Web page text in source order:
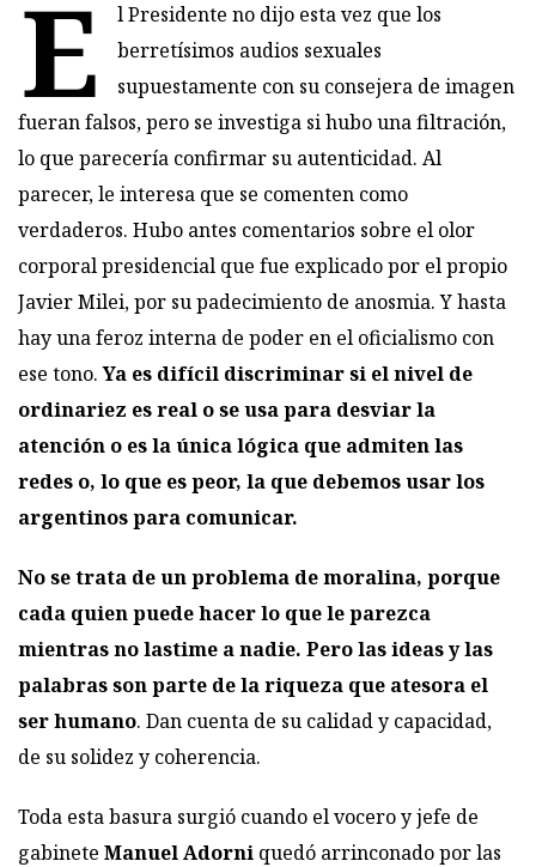
E
l Presidente no dijo esta vez que los
berretísimos audios sexuales
supuestamente con su consejera de imagen
fueran falsos, pero se investiga si hubo una filtración,
lo que parecería confirmar su autenticidad. Al
parecer, le interesa que se comenten como
verdaderos. Hubo antes comentarios sobre el olor
corporal presidencial que fue explicado por el propio
Javier Milei, por su padecimiento de anosmia. Y hasta
hay una feroz interna de poder en el oficialismo con
ese tono.Ya es difícil discriminar si el nivel de
ordinariez es real o se usa para desviar la
atención o es la única lógica que admiten las
redes o, lo que es peor, la que debemos usar los
argentinos para comunicar.
No se trata de un problema de moralina, porque
cada quien puede hacer lo que le parezca
mientras no lastime a nadie. Pero las ideas y las
palabras son parte de la riqueza que atesora el
ser humano. Dan cuenta de su calidad y capacidad,
de su solidez y coherencia.
Toda esta basura surgió cuando el vocero y jefe de
gabinete Manuel Adorni quedó arrinconado por las